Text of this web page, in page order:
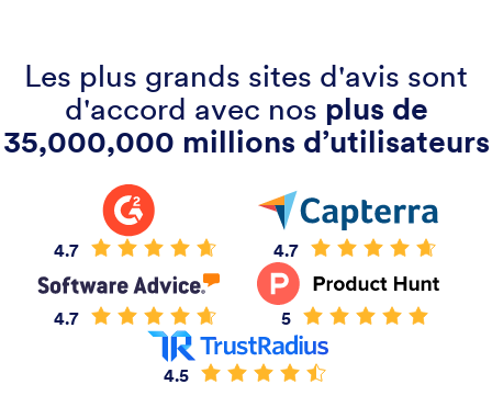
Les plus grands sites d'avis sont
d'accord avec nos plus de
35,000,000 millions d’utilisateurs
4.7 4.7
4.7 5
4.5